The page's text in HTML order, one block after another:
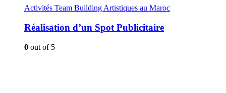
Activités Team Building Artistiques au Maroc
Réalisation d’un Spot Publicitaire
0 out of 5